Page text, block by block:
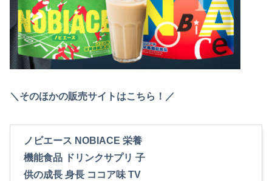
＼そのほかの販売サイトはこちら！／
ノビエース NOBIACE 栄養
機能食品 ドリンクサプリ 子
供の成長 身長 ココア味 TV